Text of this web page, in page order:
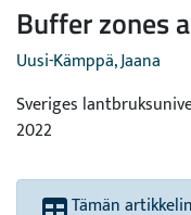
Buffer zones
Uusi-Kämppä, Jaana
Sveriges
2022
Tämän